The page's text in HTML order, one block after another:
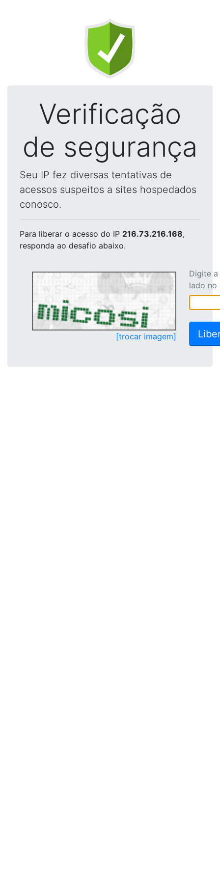
Verificação
de segurança
Seu IP fez diversas tentativas de
acessos suspeitos a sites hospedados
conosco.
Para liberar o acesso do IP 216.73.216.168,
responda ao desafio abaixo.
[trocar imagem]
Digite
lado no